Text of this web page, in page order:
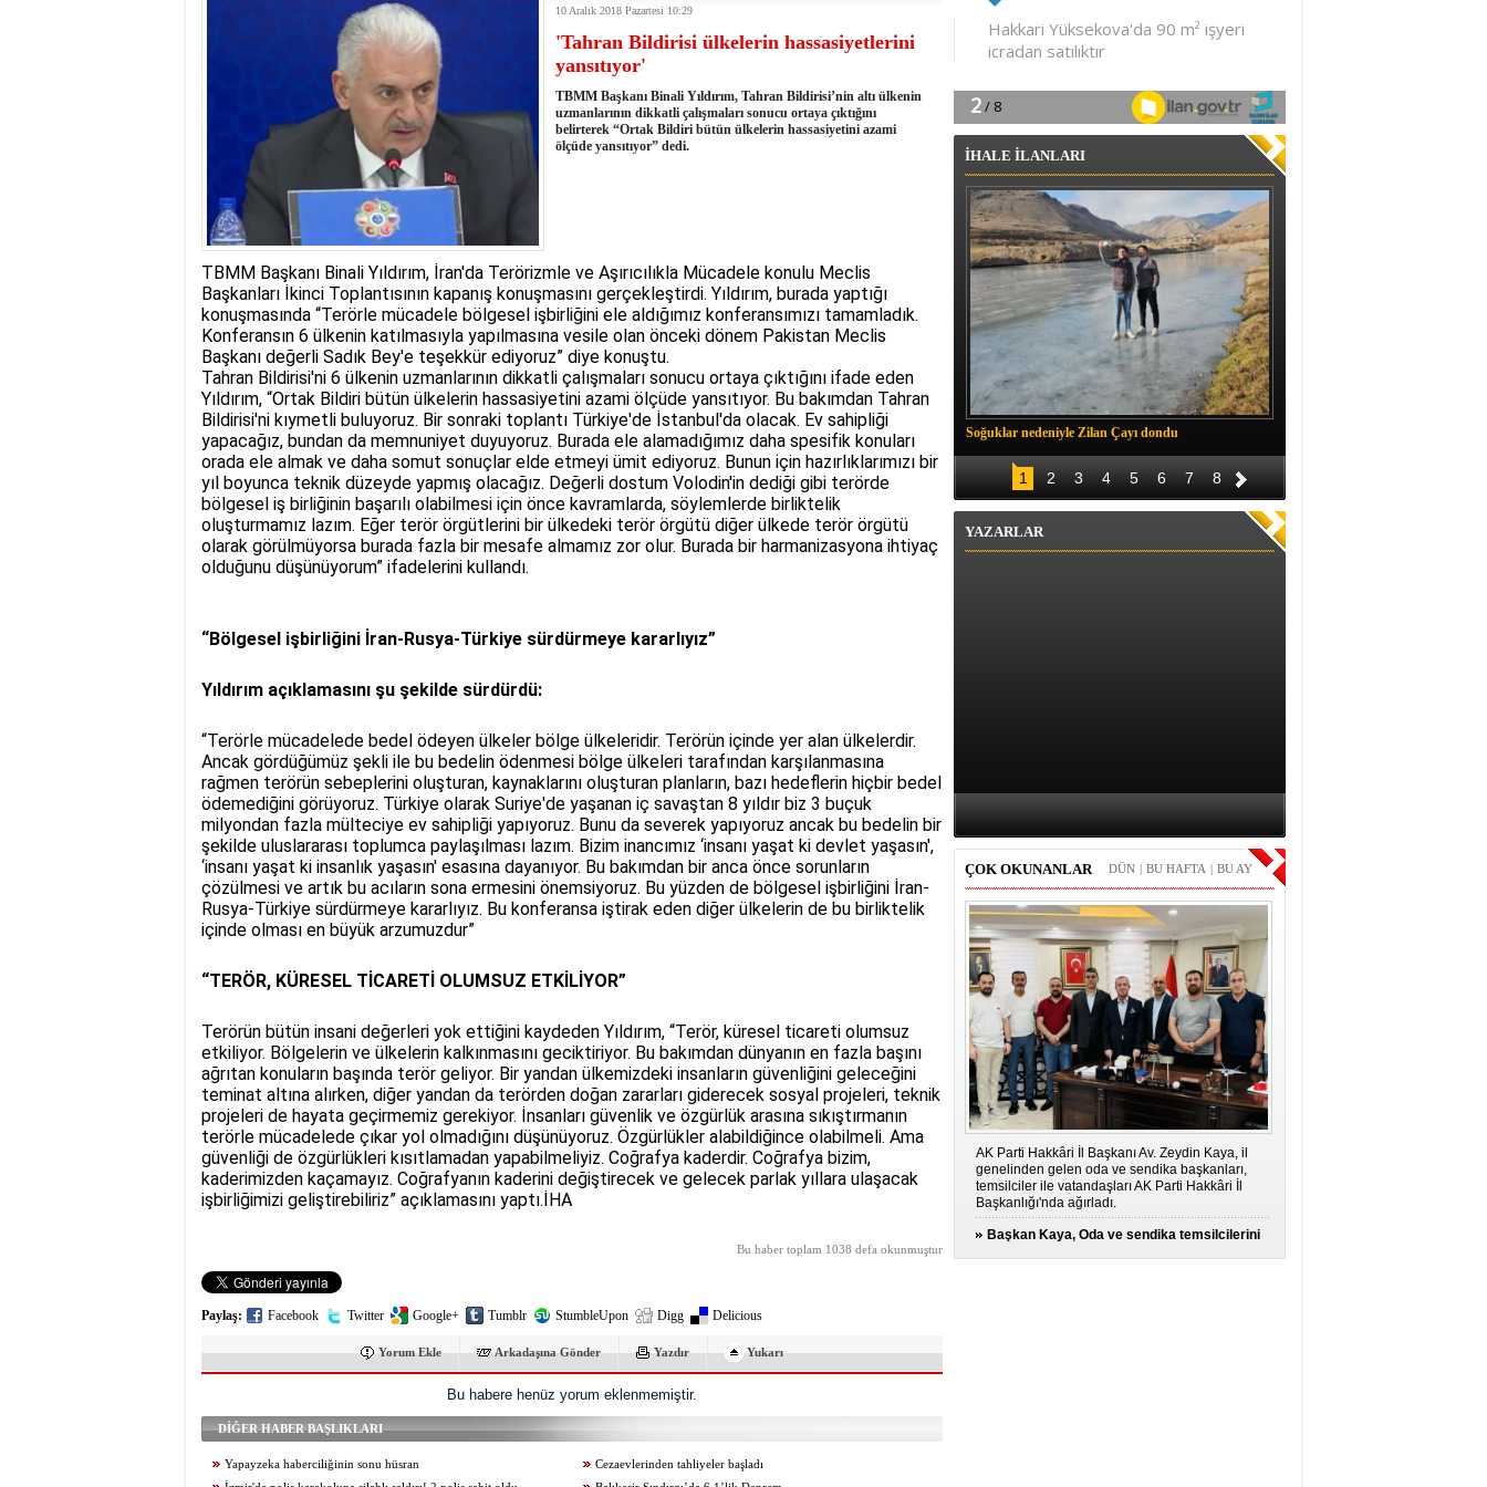
17:35 - Hakkari'ye Raftingde Çifte Gurur
17:32- Dağcı Yüksel Işık'ın izini köylüler buldu
- Hayvanlar Şarbona karşı aşılanıyor
17:27- Hakkari'de yaz ortasında kış manzarası
19:22- Cennet-Cehennem Vadisi'nde tarihi güreş finali
19:19- CHP Hakkari ve 26 il başkanını görevden aldı
19:17- Cennet Cehennem Vadisi'nde şampiyonluk mücadelesi start aldı
19:13 - Bakan Yardımcısı Çelik, Aşiret Lideri Keskin'i ziyaret etti
19:10- Hakkari'de 503 kilogram Esrar ele geçirildi
19:08- Bakan Yardımcısı Ali Çelik Hakkari’de sevgi seli
10 Aralık 2018 Pazartesi 10:29
'Tahran Bildirisi ülkelerin hassasiyetlerini
yansıtıyor'
TBMM Başkanı Binali Yıldırım, Tahran Bildirisi’nin altı ülkenin
uzmanlarının dikkatli çalışmaları sonucu ortaya çıktığını
belirterek “Ortak Bildiri bütün ülkelerin hassasiyetini azami
ölçüde yansıtıyor” dedi.
TBMM Başkanı Binali Yıldırım, İran'da Terörizmle ve Aşırıcılıkla Mücadele konulu Meclis
Başkanları İkinci Toplantısının kapanış konuşmasını gerçekleştirdi. Yıldırım, burada yaptığı
konuşmasında “Terörle mücadele bölgesel işbirliğini ele aldığımız konferansımızı tamamladık.
Konferansın 6 ülkenin katılmasıyla yapılmasına vesile olan önceki dönem Pakistan Meclis
Başkanı değerli Sadık Bey'e teşekkür ediyoruz” diye konuştu.
Tahran Bildirisi'ni 6 ülkenin uzmanlarının dikkatli çalışmaları sonucu ortaya çıktığını ifade eden
Yıldırım, “Ortak Bildiri bütün ülkelerin hassasiyetini azami ölçüde yansıtıyor. Bu bakımdan Tahran
Bildirisi'ni kıymetli buluyoruz. Bir sonraki toplantı Türkiye'de İstanbul'da olacak. Ev sahipliği
yapacağız, bundan da memnuniyet duyuyoruz. Burada ele alamadığımız daha spesifik konuları
orada ele almak ve daha somut sonuçlar elde etmeyi ümit ediyoruz. Bunun için hazırlıklarımızı bir
yıl boyunca teknik düzeyde yapmış olacağız. Değerli dostum Volodin'in dediği gibi terörde
bölgesel iş birliğinin başarılı olabilmesi için önce kavramlarda, söylemlerde birliktelik
oluşturmamız lazım. Eğer terör örgütlerini bir ülkedeki terör örgütü diğer ülkede terör örgütü
olarak görülmüyorsa burada fazla bir mesafe almamız zor olur. Burada bir harmanizasyona ihtiyaç
olduğunu düşünüyorum” ifadelerini kullandı.
“Bölgesel işbirliğini İran-Rusya-Türkiye sürdürmeye kararlıyız”
Yıldırım açıklamasını şu şekilde sürdürdü:
“Terörle mücadelede bedel ödeyen ülkeler bölge ülkeleridir. Terörün içinde yer alan ülkelerdir.
Ancak gördüğümüz şekli ile bu bedelin ödenmesi bölge ülkeleri tarafından karşılanmasına
rağmen terörün sebeplerini oluşturan, kaynaklarını oluşturan planların, bazı hedeflerin hiçbir bedel
ödemediğini görüyoruz. Türkiye olarak Suriye'de yaşanan iç savaştan 8 yıldır biz 3 buçuk
milyondan fazla mülteciye ev sahipliği yapıyoruz. Bunu da severek yapıyoruz ancak bu bedelin bir
şekilde uluslararası toplumca paylaşılması lazım. Bizim inancımız ‘insanı yaşat ki devlet yaşasın',
‘insanı yaşat ki insanlık yaşasın' esasına dayanıyor. Bu bakımdan bir anca önce sorunların
çözülmesi ve artık bu acıların sona ermesini önemsiyoruz. Bu yüzden de bölgesel işbirliğini İran-
Rusya-Türkiye sürdürmeye kararlıyız. Bu konferansa iştirak eden diğer ülkelerin de bu birliktelik
içinde olması en büyük arzumuzdur”
“TERÖR, KÜRESEL TİCARETİ OLUMSUZ ETKİLİYOR”
Terörün bütün insani değerleri yok ettiğini kaydeden Yıldırım, “Terör, küresel ticareti olumsuz
etkiliyor. Bölgelerin ve ülkelerin kalkınmasını geciktiriyor. Bu bakımdan dünyanın en fazla başını
ağrıtan konuların başında terör geliyor. Bir yandan ülkemizdeki insanların güvenliğini geleceğini
teminat altına alırken, diğer yandan da terörden doğan zararları giderecek sosyal projeleri, teknik
projeleri de hayata geçirmemiz gerekiyor. İnsanları güvenlik ve özgürlük arasına sıkıştırmanın
terörle mücadelede çıkar yol olmadığını düşünüyoruz. Özgürlükler alabildiğince olabilmeli. Ama
güvenliği de özgürlükleri kısıtlamadan yapabilmeliyiz. Coğrafya kaderdir. Coğrafya bizim,
kaderimizden kaçamayız. Coğrafyanın kaderini değiştirecek ve gelecek parlak yıllara ulaşacak
işbirliğimizi geliştirebiliriz” açıklamasını yaptı.İHA
Bu haber toplam 1038 defa okunmuştur
Paylaş: Facebook Twitter Google+ Tumblr StumbleUpon Digg Delicious
Yorum Ekle Arkadaşına Gönder Yazdır Yukarı
Bu habere henüz yorum eklenmemiştir.
DİĞER HABER BAŞLIKLARI
Yapayzeka haberciliğinin sonu hüsran
Cezaevlerinden tahliyeler başladı
İHALE İLANLARI
Soğuklar nedeniyle Zilan Çayı dondu
1 2 3 4 5 6 7 8
YAZARLAR
ÇOK OKUNANLAR BU AY
|
BU HAFTA
|
DÜN
AK Parti Hakkâri İl Başkanı Av. Zeydin Kaya, il
genelinden gelen oda ve sendika başkanları,
temsilciler ile vatandaşları AK Parti Hakkâri İl
Başkanlığı'nda ağırladı.
Başkan Kaya, Oda ve sendika temsilcilerini
ağırladı